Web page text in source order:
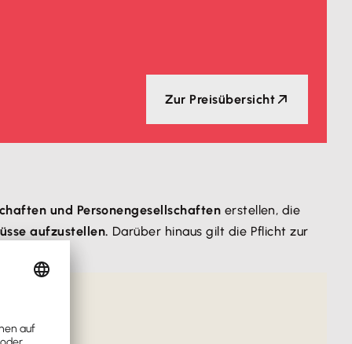
Zur Preisübersicht
und Personengesellschaften erstellen, die
aufzustellen. Darüber hinaus gilt die Pflicht zur